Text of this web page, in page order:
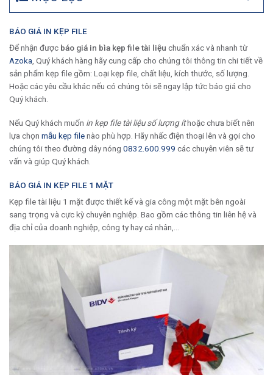
BÁO GIÁ IN KẸP FILE
Để nhận được báo giá in bìa kẹp file tài liệu chuẩn xác và nhanh từ
Azoka, Quý khách hàng hãy cung cấp cho chúng tôi thông tin chi tiết về
sản phẩm kẹp file gồm: Loại kẹp file, chất liệu, kích thước, số lượng.
Hoặc các yêu cầu khác nếu có chúng tôi sẽ ngay lập tức báo giá cho
Quý khách.
Nếu Quý khách muốn in kẹp file tài liệu số lượng íthoặc chưa biết nên
lựa chọn mẫu kẹp filenào phù hợp. Hãy nhấc điện thoại lên và gọi cho
chúng tôi theo đường dây nóng 0832.600.999 các chuyên viên sẽ tư
vấn và giúp Quý khách.
BÁO GIÁ IN KẸP FILE 1 MẶT
Kẹp file tài liệu 1 mặt được thiết kế và gia công một mặt bên ngoài
sang trọng và cực kỳ chuyên nghiệp. Bao gồm các thông tin liên hệ và
địa chỉ của doanh nghiệp, công ty hay cá nhân,…